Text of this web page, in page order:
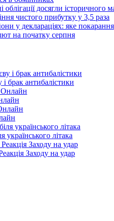
облігації досягли історичного
чистого прибутку у 3,5 раза
у деклараціях: яке покарання
на початку серпня
брак антибалістики
літака
Заходу на удар